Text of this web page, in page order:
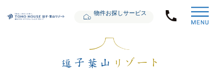
物件お探しサービス